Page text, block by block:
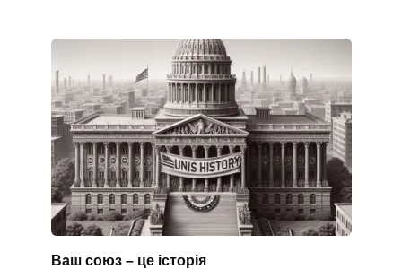
Ваш союз – це історія